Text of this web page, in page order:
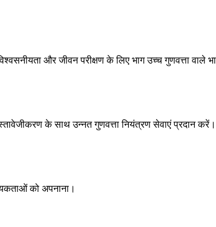
और जीवन परीक्षण के लिए भाग उच्च गुणवत्ता वाले
के साथ उन्नत गुणवत्ता नियंत्रण सेवाएं प्रदान करें।
को अपनाना।